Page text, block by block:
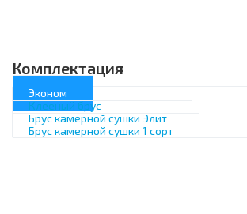
Комплектация
Эконом
Клееный брус
Брус камерной сушки Элит
Брус камерной сушки 1 сорт